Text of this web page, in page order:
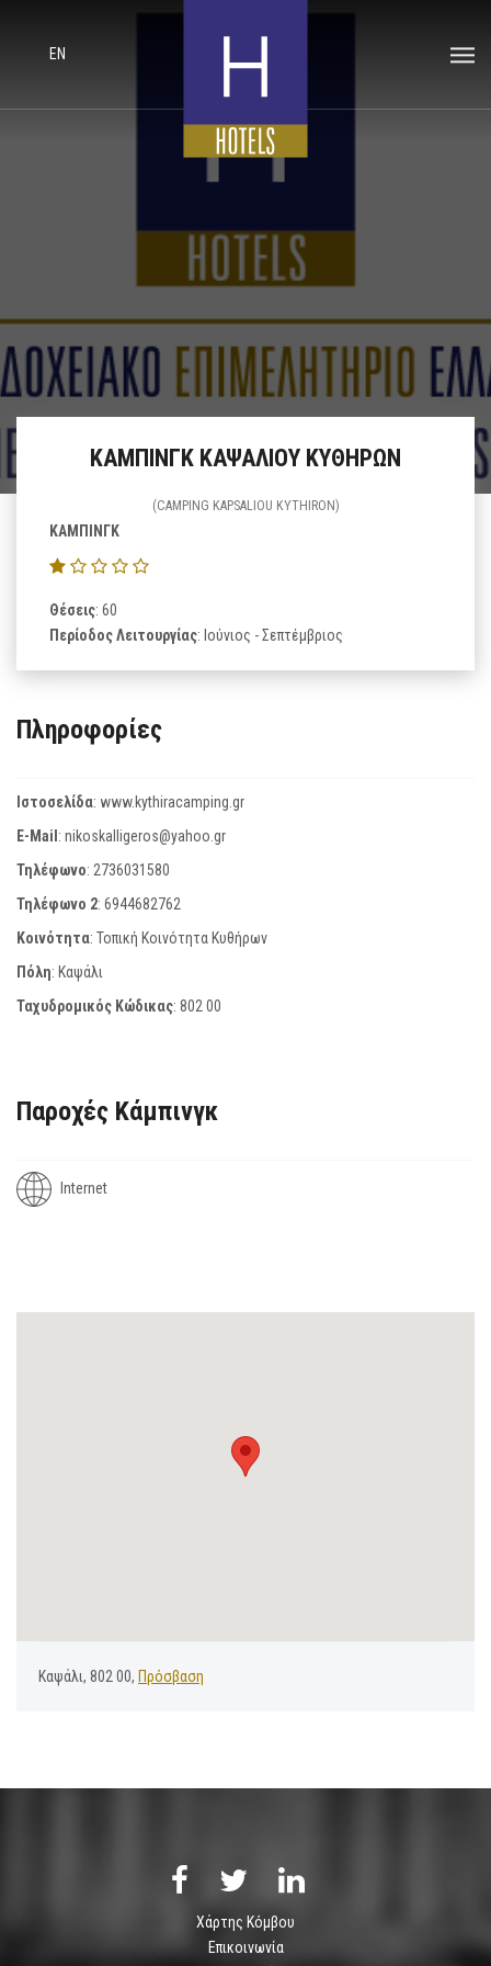
EN
ΚΑΜΠΙΝΓΚ ΚΑΨΑΛΙΟΥ ΚΥΘΗΡΩΝ
(CAMPING KAPSALIOU KYTHIRON)
ΚΑΜΠΙΝΓΚ
Θέσεις: 60
Περίοδος Λειτουργίας: Ιούνιος - Σεπτέμβριος
Πληροφορίες
Ιστοσελίδα: www.kythiracamping.gr
E-Mail : nikoskalligeros@yahoo.gr
Τηλέφωνο: 2736031580
Τηλέφωνο 2: 6944682762
Κοινότητα: Τοπική Κοινότητα Κυθήρων
Πόλη: Καψάλι
Ταχυδρομικός Κώδικας: 802 00
Παροχές Κάμπινγκ
Internet
Καψάλι, 802 00, Πρόσβαση
Χάρτης Κόμβου
Επικοινωνία